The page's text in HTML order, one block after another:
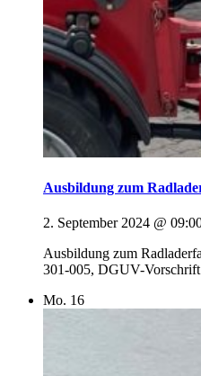
Ausbildung zum
2. September 2024 @
Ausbildung zum
301-005, DGUV-
Mo. 16